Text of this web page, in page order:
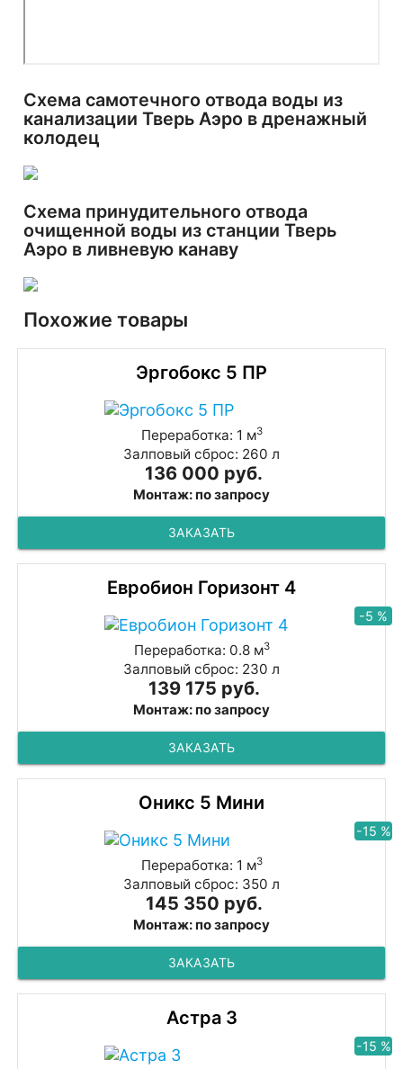
Схема самотечного отвода воды из
канализации Тверь Аэро в дренажный
колодец
Схема принудительного отвода
очищенной воды из станции Тверь
Аэро в ливневую канаву
Похожие товары
Эргобокс 5 ПР
Переработка: 1 м3
Залповый сброс: 260 л
136 000 руб.
Монтаж: по запросу
ЗАКАЗАТЬ
Евробион Горизонт 4
-5 %
Переработка: 0.8 м3
Залповый сброс: 230 л
139 175 руб.
Монтаж: по запросу
ЗАКАЗАТЬ
Оникс 5 Мини
-15 %
Переработка: 1 м3
Залповый сброс: 350 л
145 350 руб.
Монтаж: по запросу
ЗАКАЗАТЬ
Астра 3
-15 %